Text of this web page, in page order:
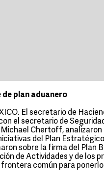
de plan aduanero
El secretario de
el secretario de
Michael Chertoff, analizaron
del Plan
sobre la firma del Plan
de Actividades y de los
común para ponerlo